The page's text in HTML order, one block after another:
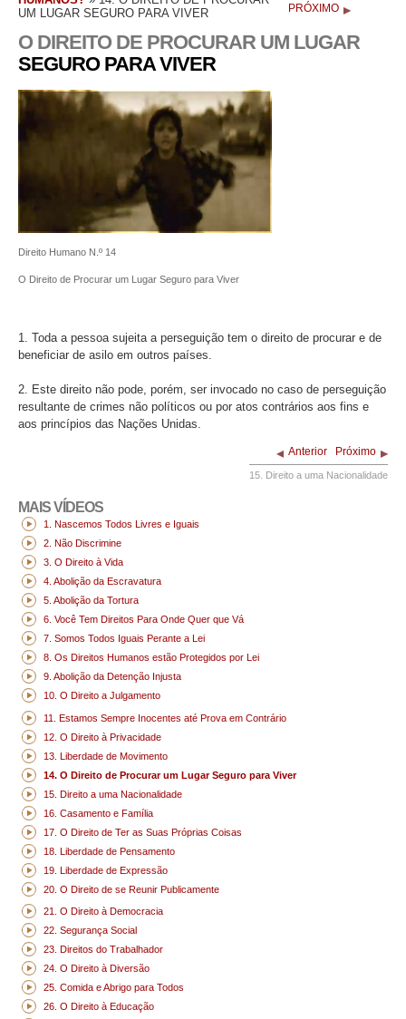
UM LUGAR SEGURO PARA VIVER
PRÓXIMO
O DIREITO DE PROCURAR UM LUGAR
SEGURO PARA VIVER
Direito Humano N.º 14
O Direito de Procurar um Lugar Seguro para Viver
1. Toda a pessoa sujeita a perseguição tem o direito de procurar e de
beneficiar de asilo em outros países.
2. Este direito não pode, porém, ser invocado no caso de perseguição
resultante de crimes não políticos ou por atos contrários aos fins e
aos princípios das Nações Unidas.
Anterior Próximo
15. Direito a uma Nacionalidade
MAIS VÍDEOS
1. Nascemos Todos Livres e Iguais
2. Não Discrimine
3. O Direito à Vida
4. Abolição da Escravatura
5. Abolição da Tortura
6. Você Tem Direitos Para Onde Quer que Vá
7. Somos Todos Iguais Perante a Lei
8. Os Direitos Humanos estão Protegidos por Lei
9. Abolição da Detenção Injusta
10. O Direito a Julgamento
11. Estamos Sempre Inocentes até Prova em Contrário
12. O Direito à Privacidade
13. Liberdade de Movimento
14. O Direito de Procurar um Lugar Seguro para Viver
15. Direito a uma Nacionalidade
16. Casamento e Família
17. O Direito de Ter as Suas Próprias Coisas
18. Liberdade de Pensamento
19. Liberdade de Expressão
20. O Direito de se Reunir Publicamente
21. O Direito à Democracia
22. Segurança Social
23. Direitos do Trabalhador
24. O Direito à Diversão
25. Comida e Abrigo para Todos
26. O Direito à Educação